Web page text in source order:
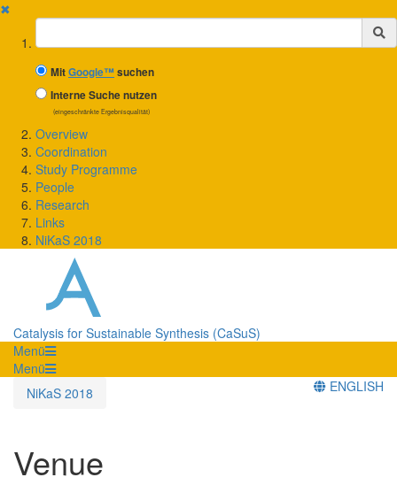
✖
Suchbegriff
MitGoogle™suchen
Interne Suche nutzen
(eingeschränkte Ergebnisqualität)
Overview
Coordination
Study Programme
People
Research
Links
NiKaS 2018
Catalysis for Sustainable Synthesis (CaSuS)
Menü
Menü
NiKaS 2018
ENGLISH
Venue